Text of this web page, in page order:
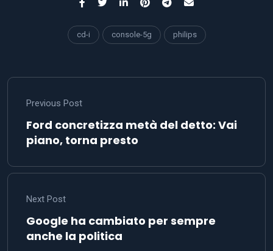
cd-i console-5g philips
Previous Post
Ford concretizza metà del detto: Vai
piano, torna presto
Next Post
Google ha cambiato per sempre
anche la politica